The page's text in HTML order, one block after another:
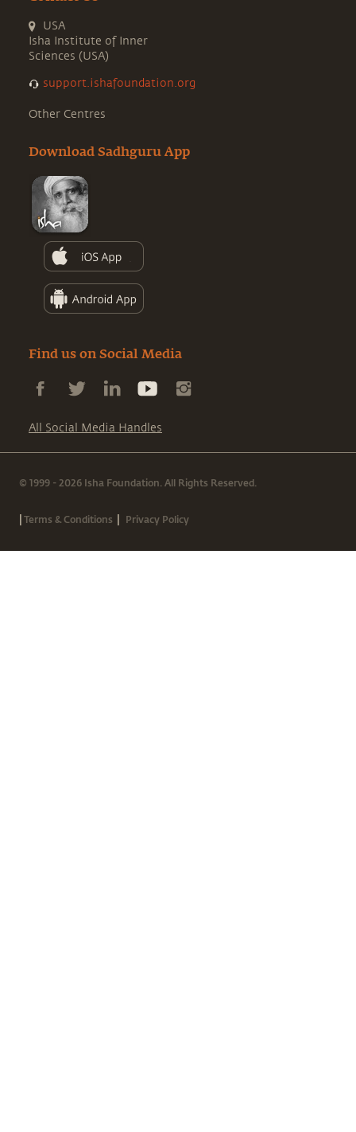
USA
Isha Institute of Inner
Sciences (USA)
support.ishafoundation.org
Other Centres
Download Sadhguru App
Find us on Social Media
All Social Media Handles
© 1999 - 2026 Isha Foundation. All Rights Reserved.
|Terms & Conditions | Privacy Policy